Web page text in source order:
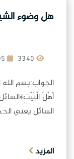
هل وضوء
2023-11-05
الجواب:بسم
أَهْلَ
السائل يعني
المزيد